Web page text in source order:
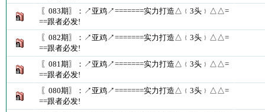
〖083期〗：↗亚鸡↗=======实力打造△﹛3头﹜△△=
==跟者必发!
〖082期〗：↗亚鸡↗=======实力打造△﹛3头﹜△△=
==跟者必发!
〖081期〗：↗亚鸡↗=======实力打造△﹛3头﹜△△=
==跟者必发!
〖080期〗：↗亚鸡↗=======实力打造△﹛3头﹜△△=
==跟者必发!